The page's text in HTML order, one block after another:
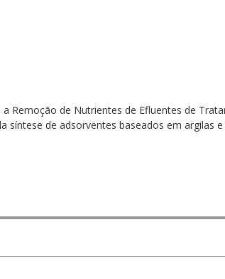
Remoção de Nutrientes de Efluentes de
síntese de adsorventes baseados em argilas